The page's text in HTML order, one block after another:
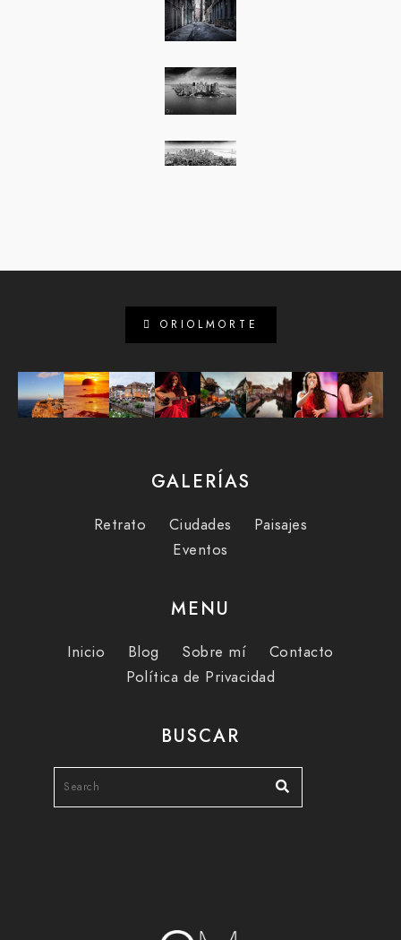
ORIOLMORTE
GALERÍAS
Retrato Ciudades
Paisajes
Eventos
MENU
Inicio Blog Sobre mí
Contacto
Política de Privacidad
BUSCAR